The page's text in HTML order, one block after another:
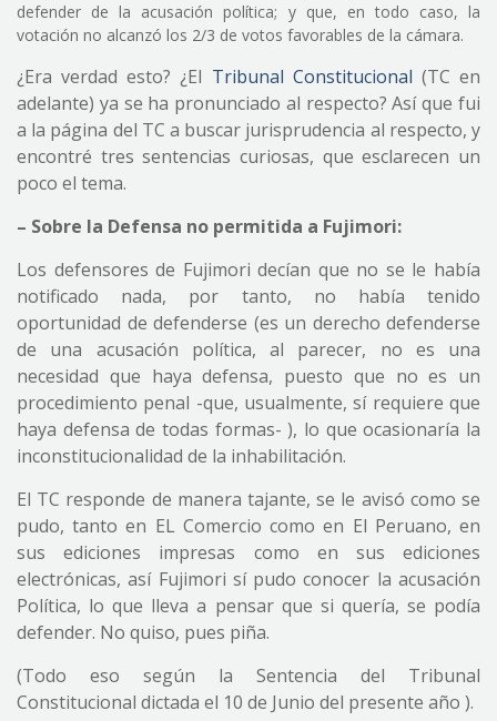
defender de la acusación política; y que, en todo caso, la
votación no alcanzó los 2/3 de votos favorables de la cámara.
¿Era verdad esto? ¿El Tribunal Constitucional (TC en
adelante) ya se ha pronunciado al respecto? Así que fui
a la página del TC a buscar jurisprudencia al respecto, y
encontré tres sentencias curiosas, que esclarecen un
poco el tema.
– Sobre la Defensa no permitida a Fujimori:
Los defensores de Fujimori decían que no se le había
notificado nada, por tanto, no había tenido
oportunidad de defenderse (es un derecho defenderse
de una acusación política, al parecer, no es una
necesidad que haya defensa, puesto que no es un
procedimiento penal -que, usualmente, sí requiere que
haya defensa de todas formas- ), lo que ocasionaría la
inconstitucionalidad de la inhabilitación.
El TC responde de manera tajante, se le avisó como se
pudo, tanto en EL Comercio como en El Peruano, en
sus ediciones impresas como en sus ediciones
electrónicas, así Fujimori sí pudo conocer la acusación
Política, lo que lleva a pensar que si quería, se podía
defender. No quiso, pues piña.
(Todo eso según la Sentencia del Tribunal
Constitucional dictada el 10 de Junio del presente año ).